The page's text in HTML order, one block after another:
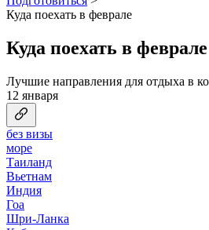
Куда поехать в феврале
Куда поехать в феврале
Лучшие направления для отдыха в
12 января
без визы
море
Таиланд
Вьетнам
Индия
Гоа
Шри-Ланка